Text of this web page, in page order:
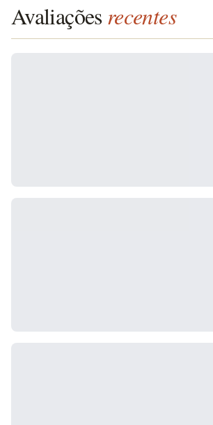
Avaliações recentes